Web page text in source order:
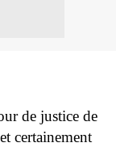
de justice de
certainement